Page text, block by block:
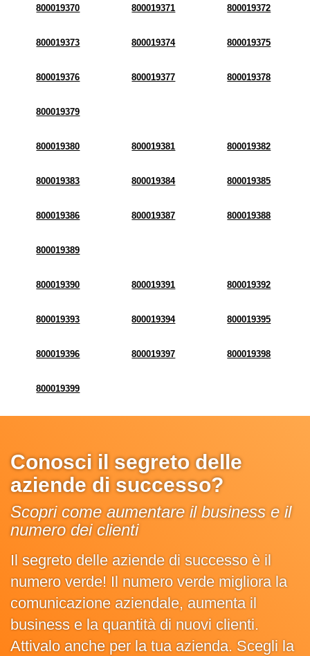
800019370 800019371 800019372
800019373 800019374 800019375
800019376 800019377 800019378
800019379
800019380 800019381 800019382
800019383 800019384 800019385
800019386 800019387 800019388
800019389
800019390 800019391 800019392
800019393 800019394 800019395
800019396 800019397 800019398
800019399
Conosci il segreto delle
aziende di successo?
Scopri come aumentare il business e il
numero dei clienti
Il segreto delle aziende di successo è il
numero verde! Il numero verde migliora la
comunicazione aziendale, aumenta il
business e la quantità di nuovi clienti.
Attivalo anche per la tua azienda. Scegli la